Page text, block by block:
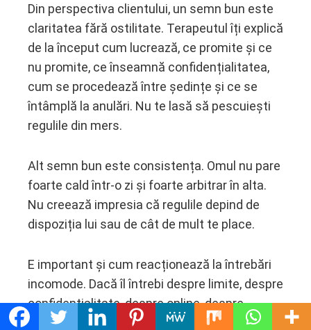
Din perspectiva clientului, un semn bun este
claritatea fără ostilitate. Terapeutul îți explică
de la început cum lucrează, ce promite și ce
nu promite, ce înseamnă confidențialitatea,
cum se procedează între ședințe și ce se
întâmplă la anulări. Nu te lasă să pescuiești
regulile din mers.
Alt semn bun este consistența. Omul nu pare
foarte cald într-o zi și foarte arbitrar în alta.
Nu creează impresia că regulile depind de
dispoziția lui sau de cât de mult te place.
E important și cum reacționează la întrebări
incomode. Dacă îl întrebi despre limite, despre
confidențialitate, despre online, despre
contactul în afara ședinței sau despre bani și